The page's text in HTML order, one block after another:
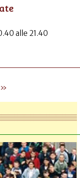
alle 21.40
»